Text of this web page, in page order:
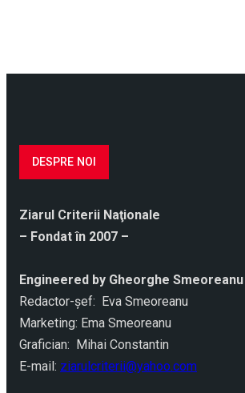
DESPRE NOI
Ziarul Criterii Naţionale
– Fondat în 2007 –
Engineered by Gheorghe Smeoreanu
Redactor-şef: Eva Smeoreanu
Marketing: Ema Smeoreanu
Grafician: Mihai Constantin
E-mail: ziarulcriterii@yahoo.com